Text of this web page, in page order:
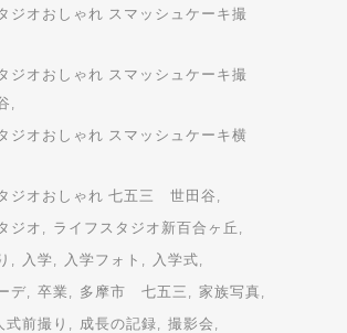
ジオおしゃれ スマッシュケーキ撮
ジオおしゃれ スマッシュケーキ撮
ジオおしゃれ スマッシュケーキ横
ジオおしゃれ 七五三 世田谷
ジオ
ライフスタジオ新百合ヶ丘
入学 入学フォト
入学式
デ
卒業 多摩市 七五三
家族写真
式前撮り 成長の記録
撮影会